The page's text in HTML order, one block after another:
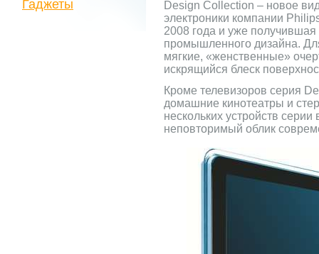
Design Collection – новое
электроники компании
2008 года и уже
промышленного дизайна.
мягкие, «женственные»
искрящийся блеск
Кроме телевизоров серия
домашние кинотеатры и
нескольких устройств
неповторимый облик
Гаджеты